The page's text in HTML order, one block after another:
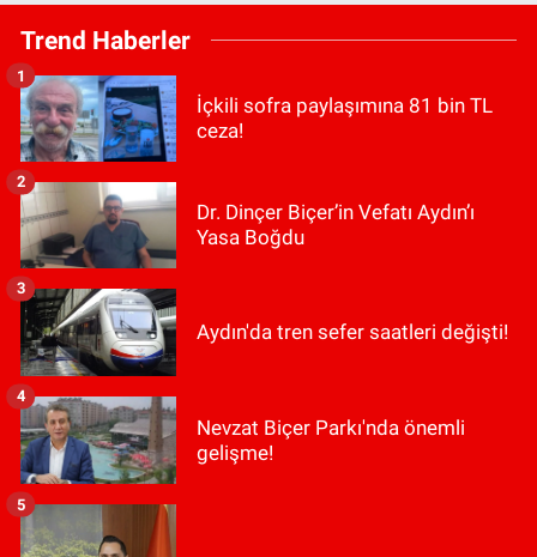
Trend Haberler
İçkili sofra paylaşımına 81 bin TL
ceza!
1
Dr. Dinçer Biçer’in Vefatı Aydın’ı
Yasa Boğdu
2
Aydın'da tren sefer saatleri değişti!
3
Nevzat Biçer Parkı'nda önemli
gelişme!
4
5